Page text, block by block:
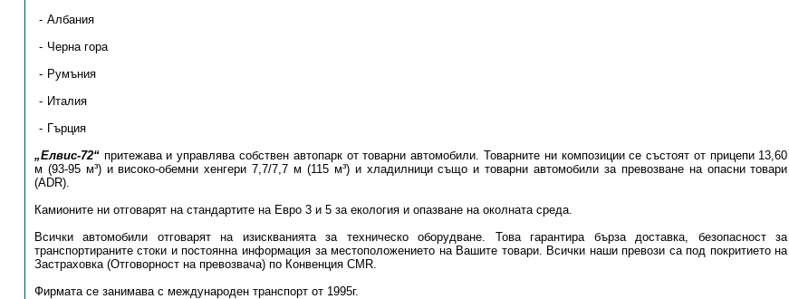
Албания
Черна гора
Румъния
Италия
Гърция
„Елвис-72“притежава и управлява собствен автопарк от товарни автомобили. Товарните ни композиции се състоят от прицепи 13,60
м (93-95 м³) и високо-обемни хенгери 7,7/7,7 м (115 м³) и хладилници също и товарни автомобили за превозване на опасни товари
(ADR).
Камионите ни отговарят на стандартите на Евро 3 и 5 за екология и опазване на околната среда.
Всички автомобили отговарят на изискванията за техническо оборудване. Това гарантира бърза доставка, безопасност за
транспортираните стоки и постоянна информация за местоположението на Вашите товари. Всички наши превози са под покритието на
Застраховка (Отговорност на превозвача) по Конвенция CMR.
Фирмата се занимава с международен транспорт от 1995г.